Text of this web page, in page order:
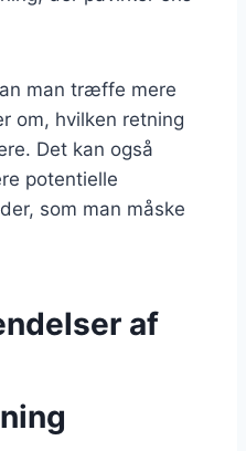
man træffe mere
om, hvilken retning
Det kan også
potentielle
som man måske
af